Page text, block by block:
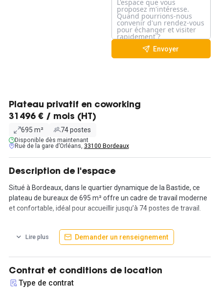
Envoyer
Plateau privatif en coworking
31496 € / mois (HT)
695 m² 74 postes
Disponible dès maintenant
Rue de la gare d’Orléans, 33100 Bordeaux
Description de l'espace
Situé à Bordeaux, dans le quartier dynamique de la Bastide, ce
plateau de bureaux de 695 m² offre un cadre de travail moderne
et confortable, idéal pour accueillir jusqu’à 74 postes de travail.
Les bureaux sont entièrement équipés et prêts à l’emploi. Chaque
poste bénéficie d’un mobilier ergonomique, d’une connexion
pour un confort optimal tout au long de l’année. L’accès est
sécurisé par un système de contrôle d’entrée, un interphone et
des dispositifs de sécurité performants.
Lire plus Demander un renseignement
Contrat et conditions de location
Type de contrat